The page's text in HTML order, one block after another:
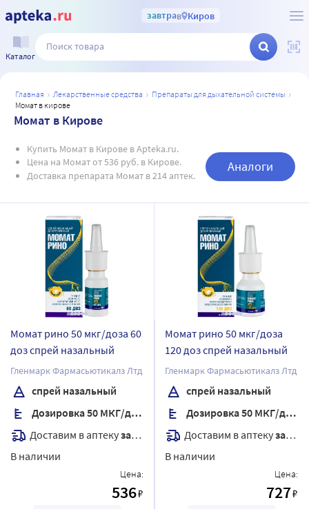
завтрав Киров
Каталог
главная лекарственные средства
препараты для дыхательной системы
момат в кирове
Момат в Кирове
Купить Момат в Кирове в Apteka.ru.
Цена на Момат от 536 руб. в Кирове.
Доставка препарата Момат в 214 аптек.
Аналоги
Момат рино 50 мкг/доза 60
доз спрей назальный
Гленмарк Фармасьютикалз Лтд
спрей назальный
Дозировка 50 МКГ/доза
Доставим в аптекузавтра
В наличии
Цена:
536₽
Момат рино 50 мкг/доза
120 доз спрей назальный
Гленмарк Фармасьютикалз Лтд
спрей назальный
Дозировка 50 МКГ/доза
Доставим в аптекузавтра
В наличии
Цена:
727₽